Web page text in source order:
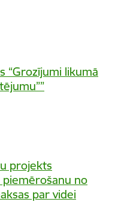
“Grozījumi likumā
projekts
no
par videi